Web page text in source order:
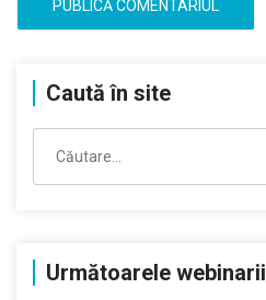
Caută în site
după:
Următoarele webinarii